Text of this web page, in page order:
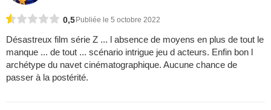
0,5 Publiée le 5 octobre 2022
Désastreux film série Z ... l absence de moyens en plus de tout le
manque ... de tout ... scénario intrigue jeu d acteurs. Enfin bon l
archétype du navet cinématographique. Aucune chance de
passer à la postérité.